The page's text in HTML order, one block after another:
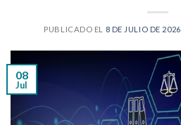
PUBLICADO EL 8 DE JULIO DE 2026
08
Jul